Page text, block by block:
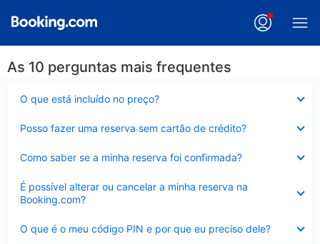
As 10 perguntas mais frequentes
O que está incluído no preço?
Posso fazer uma reserva sem cartão de crédito?
Como saber se a minha reserva foi confirmada?
É possível alterar ou cancelar a minha reserva na
Booking.com?
Contraído
O que é o meu código PIN e por que eu preciso dele?